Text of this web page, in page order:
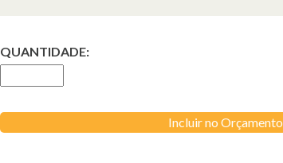
QUANTIDADE:
Incluir no Orçamento